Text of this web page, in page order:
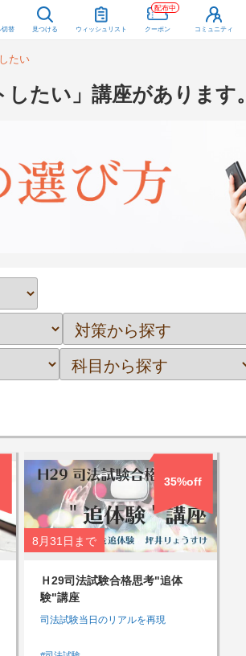
切替 見つける ウィッシュリスト クーポン
配布中
コミュニティ
たい
たい」講座があります。
Ｈ29司法試験合格思考"追体
験"講座
司法試験当日のリアルを再現
35%off
8月31日 まで